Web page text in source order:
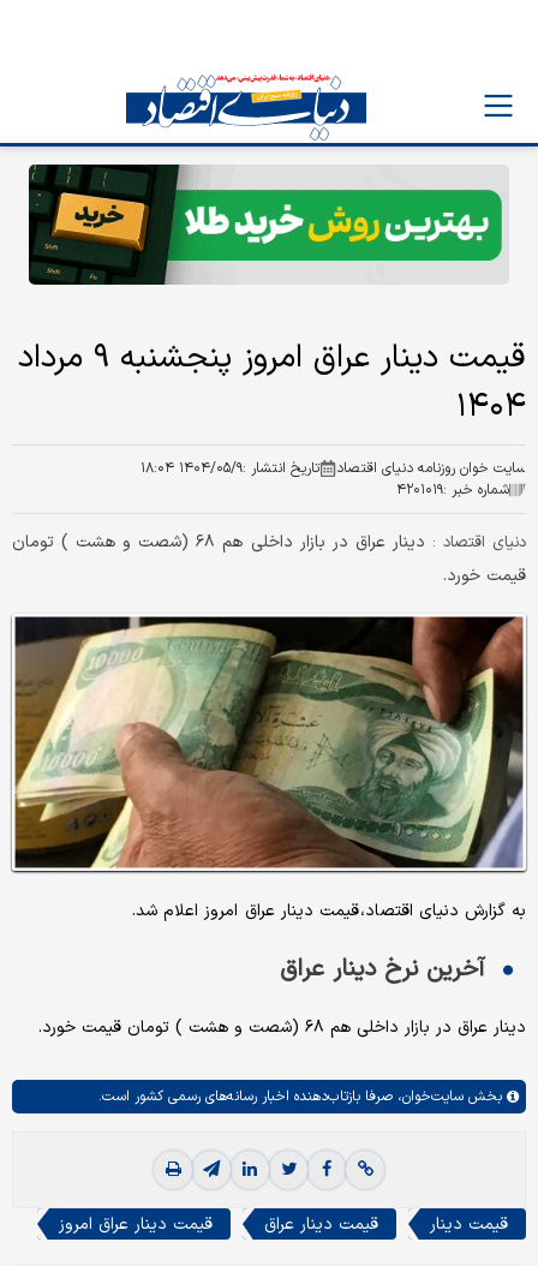
قیمت دینار عراق امروز پنجشنبه ۹ مرداد
۱۴۰۴
سایت خوان روزنامه دنیای اقتصاد تاریخ انتشار :۱۴۰۴/۰۵/۹ ۱۸:۰۴
شماره خبر :۴۲۰۱۰۱۹
دنیای اقتصاد :
دینار عراق در بازار داخلی هم ۶۸ (شصت و هشت ) تومان
قیمت خورد.
به گزارش دنیای اقتصاد، قیمت دینار عراق امروز اعلام شد.
آخرین نرخ دینار عراق
دینار عراق در بازار داخلی هم ۶۸ (شصت و هشت ) تومان قیمت خورد.
بخش سایت‌خوان، صرفا بازتاب‌دهنده اخبار رسانه‌های رسمی کشور است.
قیمت دینار قیمت دینار عراق قیمت دینار عراق امروز